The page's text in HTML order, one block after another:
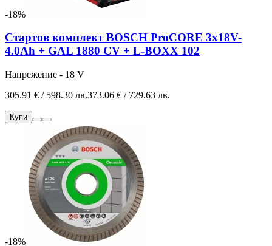
-18%
Стартов комплект BOSCH ProCORE 3x18V-
4.0Ah + GAL 1880 CV + L-BOXX 102
Напрежение - 18 V
305.91 € / 598.30 лв.373.06 € / 729.63 лв.
Купи
-18%